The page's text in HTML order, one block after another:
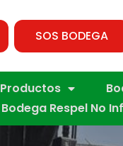
SOS BODEGA
Productos
Bodega Respel No